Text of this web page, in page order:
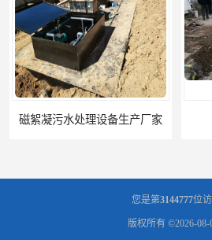
磁絮凝污水处理设备生产厂家
您是第3144777位
版权所有 ©2026-08-